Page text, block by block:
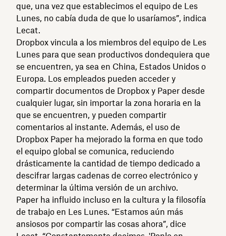
que, una vez que establecimos el equipo de Les
Lunes, no cabía duda de que lo usaríamos”, indica
Lecat.
Dropbox vincula a los miembros del equipo de Les
Lunes para que sean productivos dondequiera que
se encuentren, ya sea en China, Estados Unidos o
Europa. Los empleados pueden acceder y
compartir documentos de Dropbox y Paper desde
cualquier lugar, sin importar la zona horaria en la
que se encuentren, y pueden compartir
comentarios al instante. Además, el uso de
Dropbox Paper ha mejorado la forma en que todo
el equipo global se comunica, reduciendo
drásticamente la cantidad de tiempo dedicado a
descifrar largas cadenas de correo electrónico y
determinar la última versión de un archivo.
Paper ha influido incluso en la cultura y la filosofía
de trabajo en Les Lunes. “Estamos aún más
ansiosos por compartir las cosas ahora”, dice